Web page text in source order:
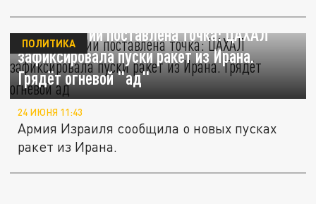
На перемирии поставлена точка: ЦАХАЛ
зафиксировала пуски ракет из Ирана.
Грядёт огневой "ад"
ПОЛИТИКА
24 ИЮНЯ 11:43
Армия Израиля сообщила о новых пусках
ракет из Ирана.